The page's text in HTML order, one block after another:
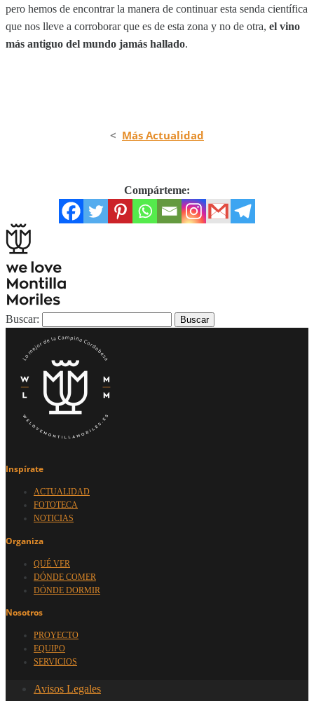
pero hemos de encontrar la manera de continuar esta senda científica
que nos lleve a corroborar que es de esta zona y no de otra, el vino
más antiguo del mundo jamás hallado.
< Más Actualidad
Compárteme:
Buscar:
Inspírate
ACTUALIDAD
FOTOTECA
NOTICIAS
Organiza
QUÉ VER
DÓNDE COMER
DÓNDE DORMIR
Nosotros
PROYECTO
EQUIPO
SERVICIOS
Avisos Legales